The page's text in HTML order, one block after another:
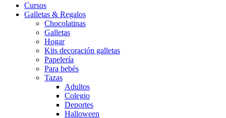
Cursos
Galletas & Regalos
Chocolatinas
Galletas
Hogar
Kits decoración galletas
Papelería
Para bebés
Tazas
Adultos
Colegio
Deportes
Halloween